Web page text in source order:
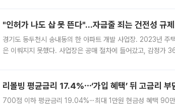
"인허가 나도 삽 못 뜬다"…자금줄 죄는 건전성 규
경기도 동두천시 송내동의 한 아파트 개발 사업장. 2023년 주
은 이뤄지지 못했다. 사업장은 공매 절차에 들어갔고, 감정가
리볼빙 평균금리 17.4%⋯‘가입 혜택’ 뒤 고금리 부
700점 이하 평균금리 19.04%⋯최대 1만원 현금성 혜택 90